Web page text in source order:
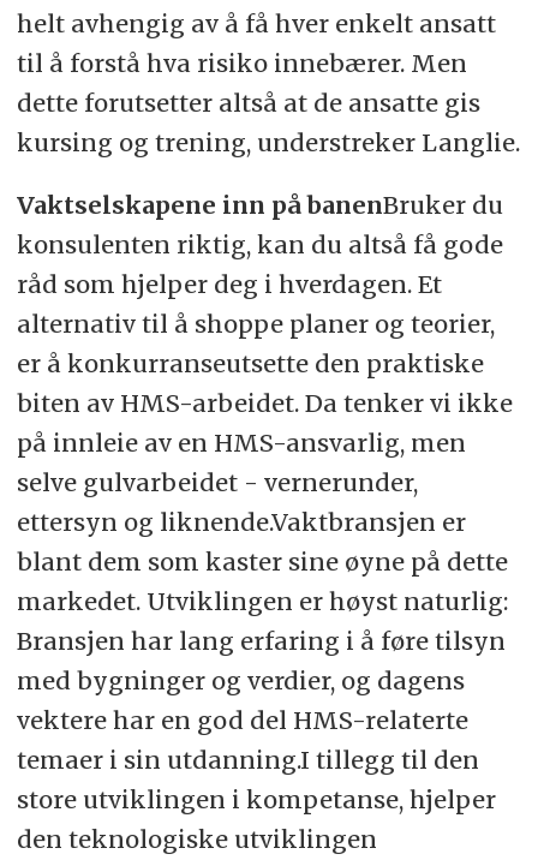
helt avhengig av å få hver enkelt ansatt
til å forstå hva risiko innebærer. Men
dette forutsetter altså at de ansatte gis
kursing og trening, understreker Langlie.
Vaktselskapene inn på banenBruker du
konsulenten riktig, kan du altså få gode
råd som hjelper deg i hverdagen. Et
alternativ til å shoppe planer og teorier,
er å konkurranseutsette den praktiske
biten av HMS-arbeidet. Da tenker vi ikke
på innleie av en HMS-ansvarlig, men
selve gulvarbeidet - vernerunder,
ettersyn og liknende.Vaktbransjen er
blant dem som kaster sine øyne på dette
markedet. Utviklingen er høyst naturlig:
Bransjen har lang erfaring i å føre tilsyn
med bygninger og verdier, og dagens
vektere har en god del HMS-relaterte
temaer i sin utdanning.I tillegg til den
store utviklingen i kompetanse, hjelper
den teknologiske utviklingen